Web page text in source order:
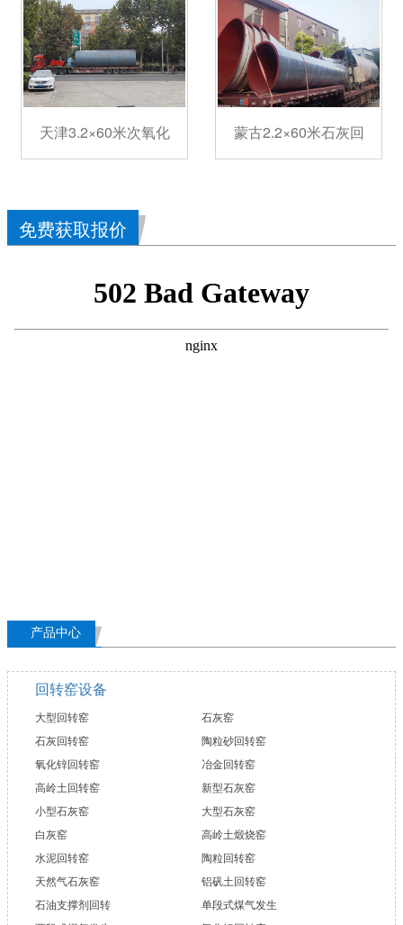
天津3.2×60米次氧化 蒙古2.2×60米石灰回
免费获取报价
产品中心
回转窑设备
大型回转窑
石灰窑
石灰回转窑
陶粒砂回转窑
氧化锌回转窑
冶金回转窑
高岭土回转窑
新型石灰窑
小型石灰窑
大型石灰窑
白灰窑
高岭土煅烧窑
水泥回转窑
陶粒回转窑
天然气石灰窑
铝矾土回转窑
石油支撑剂回转
单段式煤气发生